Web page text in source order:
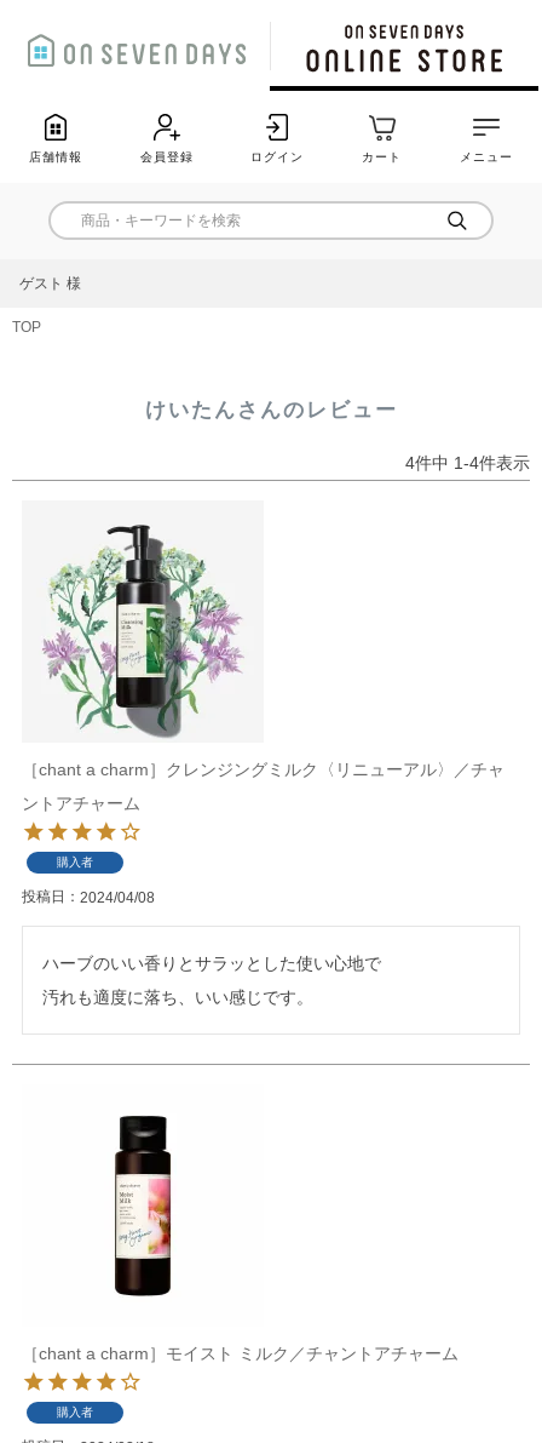
店舗情報 会員登録 ログイン カート メニュー
ゲスト 様
TOP
けいたんさんのレビュー
4件中 1-4件表示
［chant a charm］クレンジングミルク〈リニューアル〉／チャ
ントアチャーム
購入者
投稿日 2024/04/08
ハーブのいい香りとサラッとした使い心地で
汚れも適度に落ち、いい感じです。
［chant a charm］モイスト ミルク／チャントアチャーム
購入者